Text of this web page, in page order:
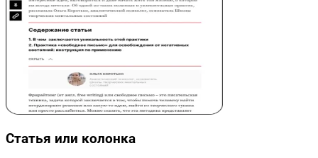
Статья или колонка